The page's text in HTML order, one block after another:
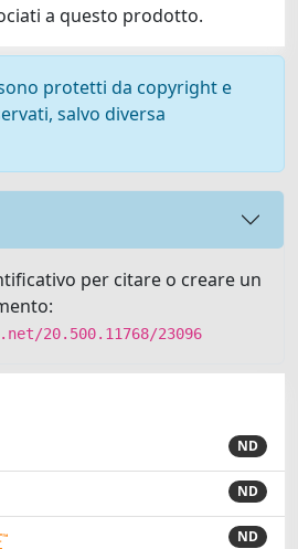
a questo prodotto.
protetti da copyright e
salvo diversa
per citare o creare un
20.500.11768/23096
ND
ND
ND